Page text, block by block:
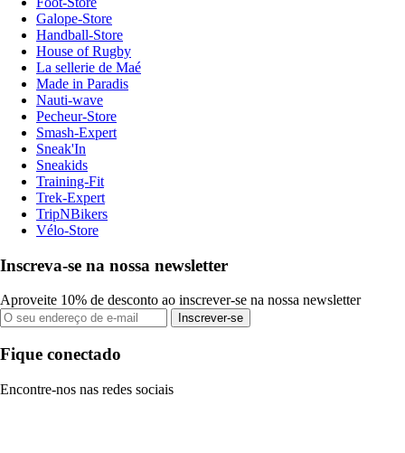
Galope-Store
Handball-Store
House of Rugby
La sellerie de Maé
Made in Paradis
Nauti-wave
Pecheur-Store
Smash-Expert
Sneak'In
Sneakids
Training-Fit
Trek-Expert
TripNBikers
Vélo-Store
Inscreva-se na nossa newsletter
Aproveite 10% de desconto ao inscrever-se na nossa newsletter
Inscrever-se
Fique conectado
Encontre-nos nas redes sociais